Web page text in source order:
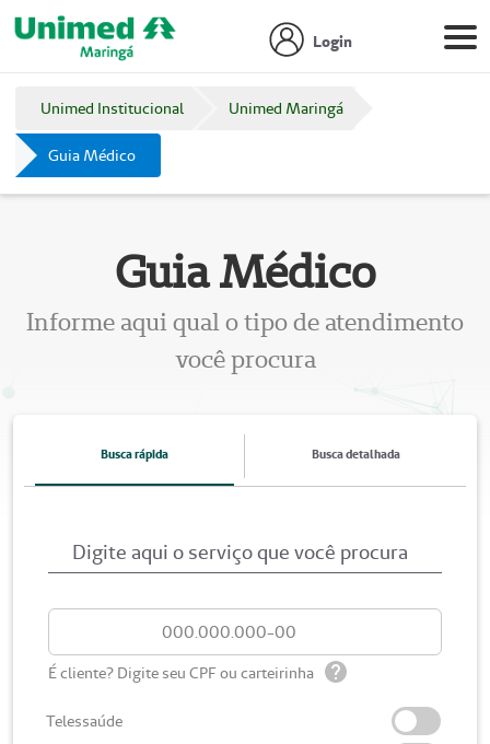
Login
Unimed Institucional Unimed Maringá
Guia Médico
Guia Médico
Informe aqui qual o tipo de atendimento
você procura
Busca rápida Busca detalhada
Digite aqui o serviço que você procura
É cliente? Digite seu CPF ou carteirinha
Telessaúde